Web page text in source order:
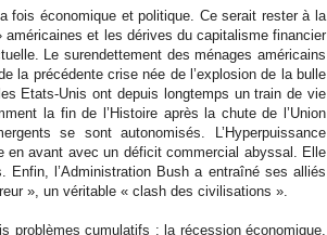
fois économique et politique. Ce serait rester à la
et les dérives du capitalisme financier
Le surendettement des ménages américains
la précédente crise née de l’explosion de la bulle
Etats-Unis ont depuis longtemps un train de vie
la fin de l’Histoire après la chute de l’Union
se sont autonomisés. L’Hyperpuissance
en avant avec un déficit commercial abyssal. Elle
l’Administration Bush a entraîné ses alliés
», un véritable « clash des civilisations ».
problèmes cumulatifs : la récession économique,